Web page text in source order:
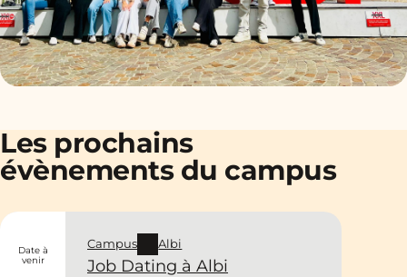
Les prochains
évènements du campus
Job Dating à Albi
Campus Albi
Date à
venir